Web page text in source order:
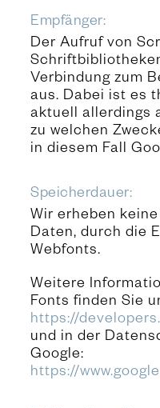
Empfänger:
Der Aufruf von
Verbindung zum
aus. Dabei ist es
aktuell allerdings
zu welchen
in diesem Fall
Speicherdauer:
Wir erheben
Daten, durch die
Webfonts.
Weitere
Fonts finden Sie
https://
und in der
Google:
https://